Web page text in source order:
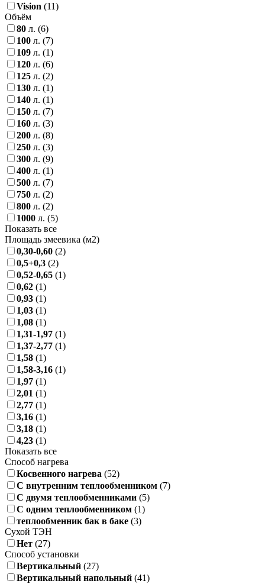
Vision (11)
Объём
80 л. (6)
100 л. (7)
109 л. (1)
120 л. (6)
125 л. (2)
130 л. (1)
140 л. (1)
150 л. (7)
160 л. (3)
200 л. (8)
250 л. (3)
300 л. (9)
400 л. (1)
500 л. (7)
750 л. (2)
800 л. (2)
1000 л. (5)
Показать все
Площадь змеевика (м2)
0,30-0,60 (2)
0,5+0,3 (2)
0,52-0,65 (1)
0,62 (1)
0,93 (1)
1,03 (1)
1,08 (1)
1,31-1,97 (1)
1,37-2,77 (1)
1,58 (1)
1,58-3,16 (1)
1,97 (1)
2,01 (1)
2,77 (1)
3,16 (1)
3,18 (1)
4,23 (1)
Показать все
Способ нагрева
Косвенного нагрева (52)
С внутренним теплообменником (7)
С двумя теплообменниками (5)
С одним теплообменником (1)
теплообменник бак в баке (3)
Сухой ТЭН
Нет (27)
Способ установки
Вертикальный (27)
Вертикальный напольный (41)